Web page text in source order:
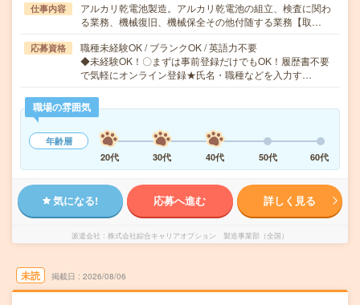
仕事内容
アルカリ乾電池製造。アルカリ乾電池の組立、検査に関わ
る業務、機械復旧、機械保全その他付随する業務【取…
応募資格
職種未経験OK / ブランクOK / 英語力不要
◆未経験OK！〇まずは事前登録だけでもOK！履歴書不要
で気軽にオンライン登録★氏名・職種などを入力す…
職場の雰囲気
年齢層
20代
30代 40代 50代 60代
気になる! 応募へ進む 詳しく見る
派遣会社 株式会社綜合キャリアオプション 製造事業部（全国）
未読 掲載日 2026/08/06